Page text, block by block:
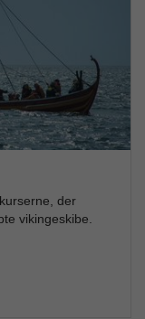
der
vikingeskibe.